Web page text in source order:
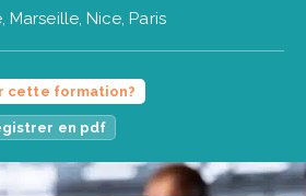
Marseille, Nice, Paris
cette formation?
en pdf